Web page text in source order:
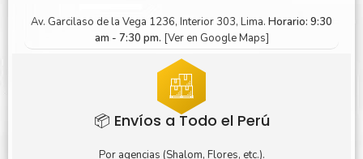
Av. Garcilaso de la Vega 1236, Interior 303, Lima. Horario: 9:30
am - 7:30 pm. [Ver en Google Maps]
📦 Envíos a Todo el Perú
Por agencias (Shalom, Flores, etc.).